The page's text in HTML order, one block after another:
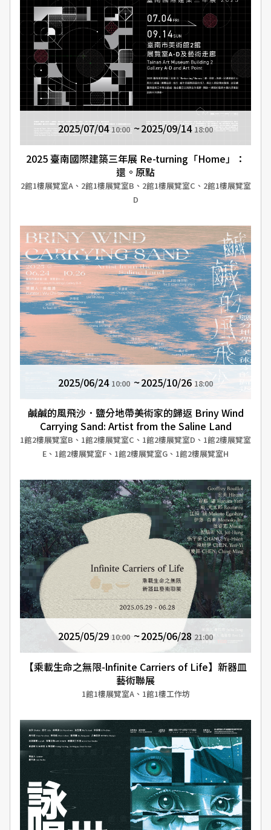
2025/07/04 10:00 2025/09/14 18:00
2025 臺南國際建築三年展 Re-turning「Home」：
還。原點
2館1樓展覽室A、2館1樓展覽室B、2館1樓展覽室C、2館1樓展覽室
D
2025/06/24 10:00 2025/10/26 18:00
鹹鹹的風飛沙．鹽分地帶美術家的歸返 Briny Wind
Carrying Sand: Artist from the Saline Land
1館2樓展覽室B、1館2樓展覽室C、1館2樓展覽室D、1館2樓展覽室
E、1館2樓展覽室F、1館2樓展覽室G、1館2樓展覽室H
2025/05/29 10:00 2025/06/28 21:00
【乘載生命之無限-lnfinite Carriers of Life】新器皿
藝術聯展
1館1樓展覽室A、1館1樓工作坊